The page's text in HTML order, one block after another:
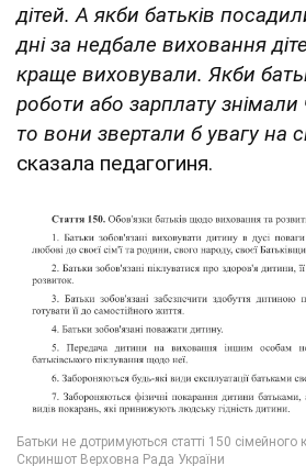
дітей. А якби батьків
дні за недбале виховання
краще виховували. Якби
роботи або зарплату
то вони звертали б увагу на
сказала педагогиня.